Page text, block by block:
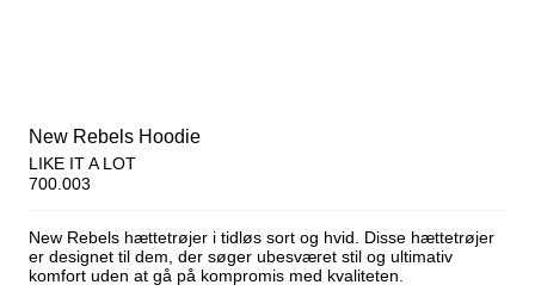
New Rebels Hoodie
LIKE IT A LOT
700.003
New Rebels hættetrøjer i tidløs sort og hvid. Disse hættetrøjer
er designet til dem, der søger ubesværet stil og ultimativ
komfort uden at gå på kompromis med kvaliteten.